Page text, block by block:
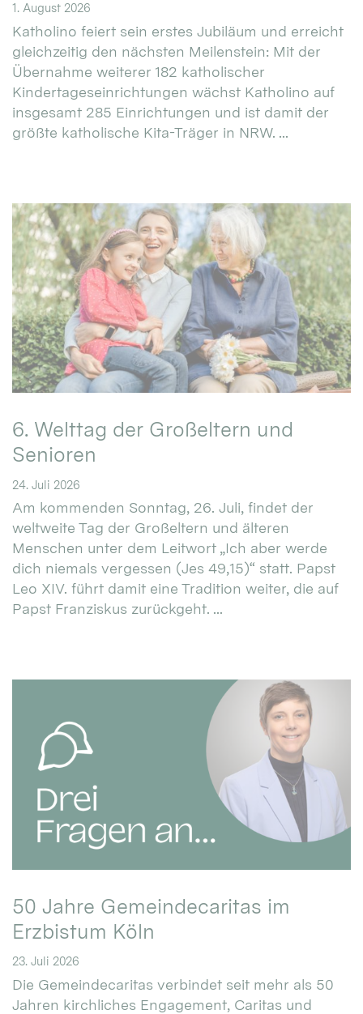
1. August 2026
Katholino feiert sein erstes Jubiläum und erreicht
gleichzeitig den nächsten Meilenstein: Mit der
Übernahme weiterer 182 katholischer
Kindertageseinrichtungen wächst Katholino auf
insgesamt 285 Einrichtungen und ist damit der
größte katholische Kita-Träger in NRW. ...
6. Welttag der Großeltern und
Senioren
24. Juli 2026
Am kommenden Sonntag, 26. Juli, findet der
weltweite Tag der Großeltern und älteren
Menschen unter dem Leitwort „Ich aber werde
dich niemals vergessen (Jes 49,15)“ statt. Papst
Leo XIV. führt damit eine Tradition weiter, die auf
Papst Franziskus zurückgeht. ...
50 Jahre Gemeindecaritas im
Erzbistum Köln
23. Juli 2026
Die Gemeindecaritas verbindet seit mehr als 50
Jahren kirchliches Engagement, Caritas und